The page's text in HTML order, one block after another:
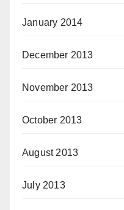
January 2014
December 2013
November 2013
October 2013
August 2013
July 2013